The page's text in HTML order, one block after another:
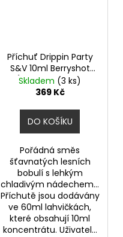
Příchuť Drippin Party
S&V 10ml Berryshot
(Kyselé maliny a
sladké borůvky)
Skladem (3 ks)
369 Kč
DO KOŠÍKU
Pořádná směs
šťavnatých lesních
bobulí s lehkým
chladivým nádechem...
Příchutě jsou dodávány
ve 60ml lahvičkách,
které obsahují 10ml
koncentrátu. Uživatel...